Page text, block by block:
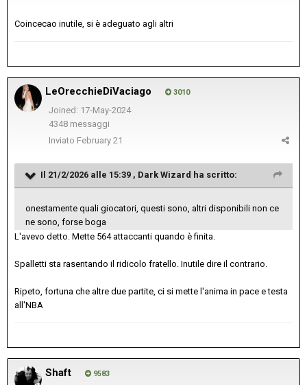
Coincecao inutile, si è adeguato agli altri
LeOrecchieDiVaciago 3010
Joined: 17-May-2024
4348 messaggi
Inviato February 21
Il 21/2/2026 alle 15:39 , Dark Wizard ha scritto:
onestamente quali giocatori, questi sono, altri disponibili non ce
ne sono, forse boga
L'avevo detto. Mette 564 attaccanti quando è finita.
Spalletti sta rasentando il ridicolo fratello. Inutile dire il contrario.
Ripeto, fortuna che altre due partite, ci si mette l'anima in pace e testa
all'NBA
Shaft 9583